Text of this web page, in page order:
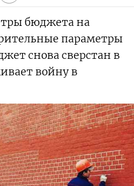
бюджета на
параметры
снова сверстан в
войну в